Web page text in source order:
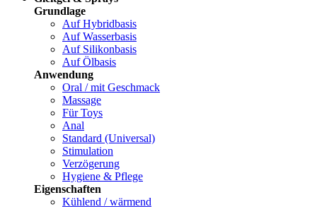
Grundlage
Auf Hybridbasis
Auf Wasserbasis
Auf Silikonbasis
Auf Ölbasis
Anwendung
Oral / mit Geschmack
Massage
Für Toys
Anal
Standard (Universal)
Stimulation
Verzögerung
Hygiene & Pflege
Eigenschaften
Kühlend / wärmend